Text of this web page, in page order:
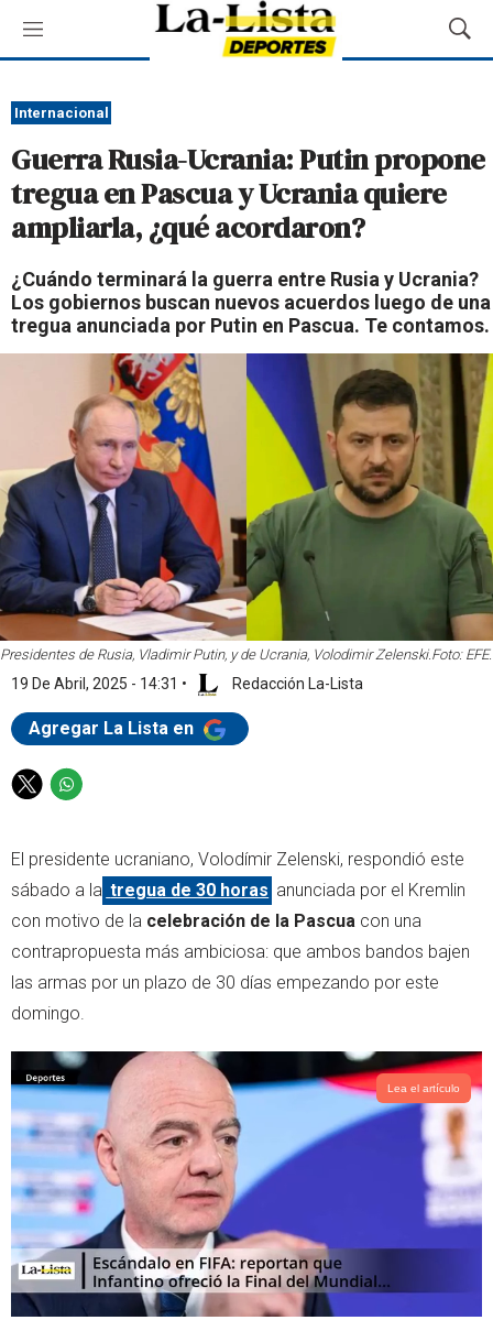
M
e
ú
M
o
a
r
q
u
e
d
a
Internacional
Guerra Rusia-Ucrania: Putin propone
tregua en Pascua y Ucrania quiere
ampliarla, ¿qué acordaron?
¿Cuándo terminará la guerra entre Rusia y Ucrania?
Los gobiernos buscan nuevos acuerdos luego de una
tregua anunciada por Putin en Pascua. Te contamos.
Presidentes de Rusia, Vladimir Putin, y de Ucrania, Volodimir Zelenski.Foto: EFE.
19 De Abril, 2025 - 14:31 • Redacción La-Lista
Agregar La Lista en
T
t
t
r
W
t
s
a
p
p
El presidente ucraniano, Volodímir Zelenski, respondió este
sábado a la tregua de 30 horas anunciada por el Kremlin
con motivo de la celebración de la Pascua con una
contrapropuesta más ambiciosa: que ambos bandos bajen
las armas por un plazo de 30 días empezando por este
domingo.
Lea el artículo